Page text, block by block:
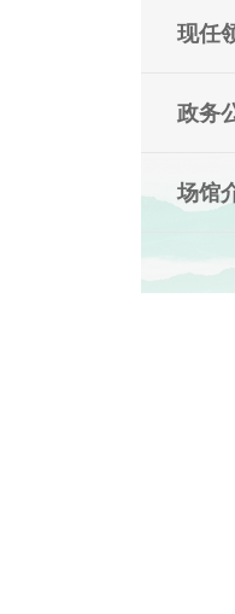
现任
政务
场馆